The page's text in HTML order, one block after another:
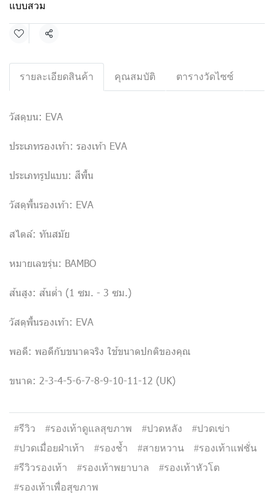
แบบสวม
แชร์
รายละเอียดสินค้า คุณสมบัติ ตารางวัดไซซ์
วัสดุบน: EVA
ประเภทรองเท้า: รองเท้า EVA
ประเภทรูปแบบ: สีพื้น
วัสดุพื้นรองเท้า: EVA
สไตล์: ทันสมัย
หมายเลขรุ่น: BAMBO
ส้นสูง: ส้นต่ำ (1 ซม. - 3 ซม.)
วัสดุพื้นรองเท้า: EVA
พอดี: พอดีกับขนาดจริง ใช้ขนาดปกติของคุณ
ขนาด: 2-3-4-5-6-7-8-9-10-11-12 (UK)
#รีวิว #รองเท้าดูแลสุขภาพ #ปวดหลัง
#ปวดเข่า
#ปวดเมื่อยฝ่าเท้า
#รองช้ำ #สายหวาน
#รองเท้าแฟชั่น
#รีวิวรองเท้า
#รองเท้าพยาบาล
#รองเท้าหัวโต
#รองเท้าเพื่อสุขภาพ